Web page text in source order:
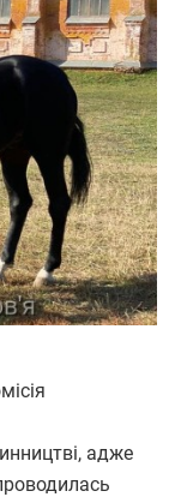
адже